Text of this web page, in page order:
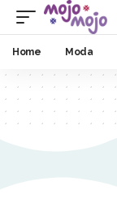
Home Moda